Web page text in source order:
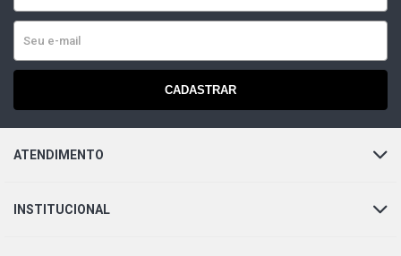
PARATI G4 SURF SW 1.8 8V AP FLEX (2005 - 2009)
SAVEIRO G4 CITY PICKUP 1.6 8V AP FLEX (2006 - 2010)
2013)
SAVEIRO G3 SURF PICKUP 1.6 8V AP FLEX (2003 - 2008)
CADASTRAR
ATENDIMENTO
INSTITUCIONAL